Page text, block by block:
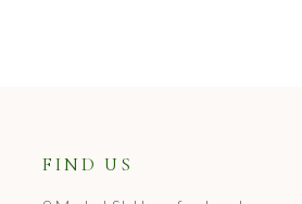
FIND US